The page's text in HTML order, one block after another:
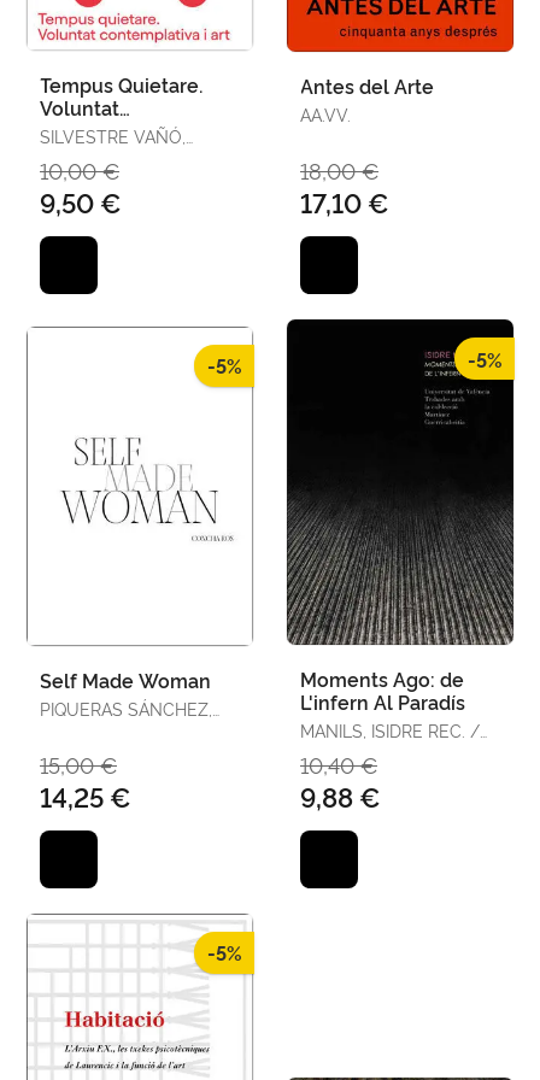
Tempus Quietare.
Voluntat
Contemplativa I Art
SILVESTRE VAÑÓ,
10,00 €
9,50 €
Antes del Arte
AA.VV.
18,00 €
17,10 €
-5%
Self Made Woman
PIQUERAS SÁNCHEZ,
MAITEREC.
15,00 €
14,25 €
-5%
Moments Ago: de
L'infern Al Paradís
MANILS, ISIDRE REC. /
JESÚSREC.
10,40 €
9,88 €
-5%